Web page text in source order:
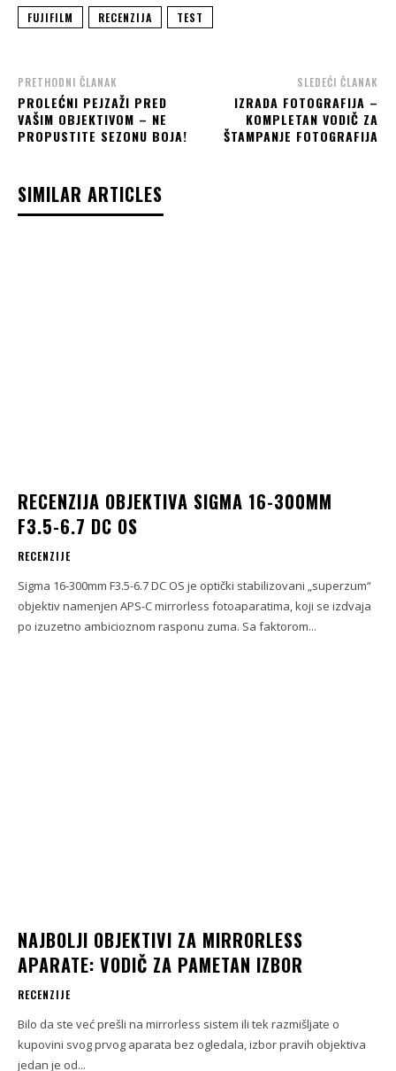
FUJIFILM RECENZIJA TEST
PRETHODNI ČLANAK
PROLEĆNI PEJZAŽI PRED
VAŠIM OBJEKTIVOM – NE
PROPUSTITE SEZONU BOJA!
SLEDEĆI ČLANAK
IZRADA FOTOGRAFIJA –
KOMPLETAN VODIČ ZA
ŠTAMPANJE FOTOGRAFIJA
SIMILAR ARTICLES
RECENZIJA OBJEKTIVA SIGMA 16-300MM
F3.5-6.7 DC OS
RECENZIJE
Sigma 16-300mm F3.5-6.7 DC OS je optički stabilizovani „superzum“
objektiv namenjen APS-C mirrorless fotoaparatima, koji se izdvaja
po izuzetno ambicioznom rasponu zuma. Sa faktorom...
NAJBOLJI OBJEKTIVI ZA MIRRORLESS
APARATE: VODIČ ZA PAMETAN IZBOR
RECENZIJE
Bilo da ste već prešli na mirrorless sistem ili tek razmišljate o
kupovini svog prvog aparata bez ogledala, izbor pravih objektiva
jedan je od...